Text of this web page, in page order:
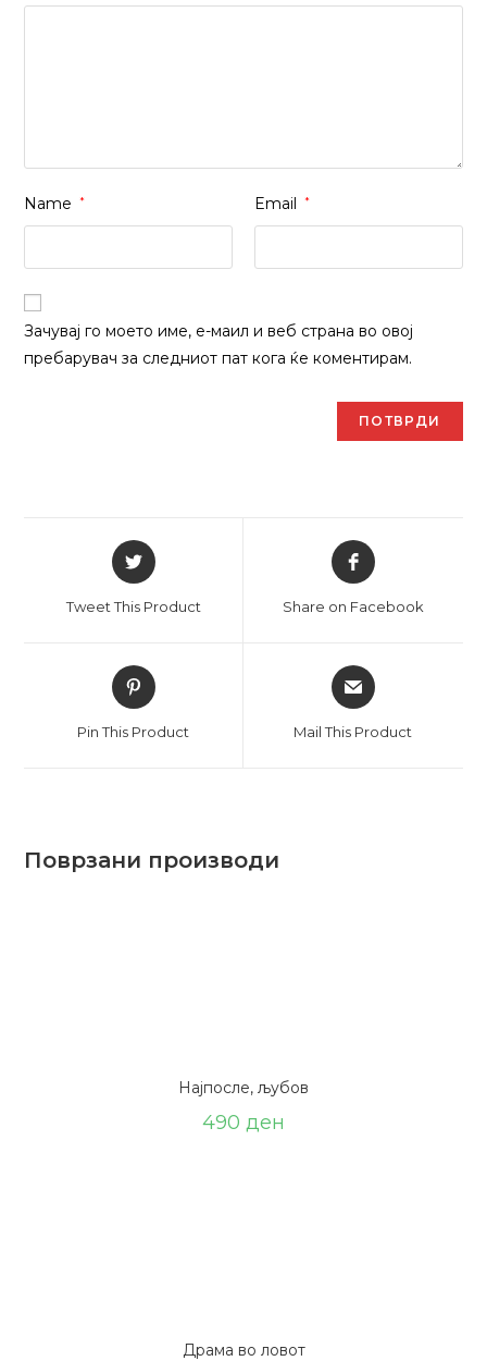
Name * Email *
Зачувај го моето име, е-маил и веб страна во овој
пребарувач за следниот пат кога ќе коментирам.
Отвори
во
прозорец
Tweet This Product
Отвори
во
прозорец
Share on Facebook
Отвори
во
прозорец
Pin This Product
Отвори
во
прозорец
Mail This Product
Поврзани производи
Најпосле, љубов
490 ден
Драма во ловот